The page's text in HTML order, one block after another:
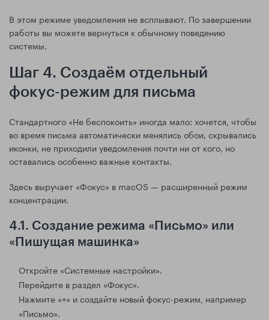
В этом режиме уведомления не всплывают. По завершении
работы вы можете вернуться к обычному поведению
системы.
Шаг 4. Создаём отдельный
фокус-режим для письма
Стандартного «Не беспокоить» иногда мало: хочется, чтобы
во время письма автоматически менялись обои, скрывались
иконки, не приходили уведомления почти ни от кого, но
оставались особенно важные контакты.
Здесь выручает «Фокус» в macOS — расширенный режим
концентрации.
4.1. Создание режима «Письмо» или
«Пишущая машинка»
Откройте «Системные настройки».
Перейдите в раздел «Фокус».
Нажмите «+» и создайте новый фокус-режим, например
«Письмо».